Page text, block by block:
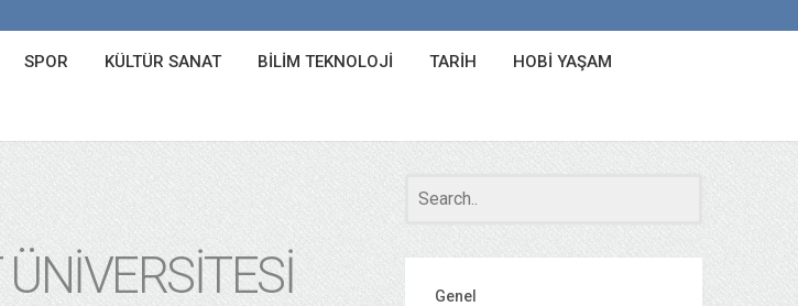
SPOR KÜLTÜR SANAT BILIM TEKNOLOJI TARIH HOBI YAŞAM
Genel